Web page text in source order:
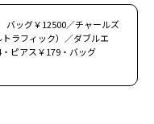
バッグ￥12500／チャールズ
ラフィック）／ダブルエ
ピアス￥179・バッグ